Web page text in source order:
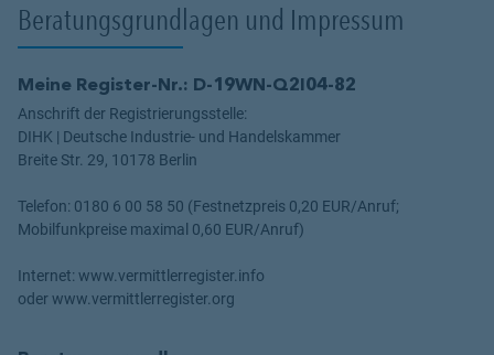
Beratungsgrundlagen und Impressum
Meine Register-Nr.: D-19WN-Q2I04-82
Anschrift der Registrierungsstelle:
DIHK | Deutsche Industrie- und Handelskammer
Breite Str. 29, 10178 Berlin
Telefon: 0180 6 00 58 50 (Festnetzpreis 0,20 EUR/Anruf;
Mobilfunkpreise maximal 0,60 EUR/Anruf)
Internet: www.vermittlerregister.info
oder www.vermittlerregister.org